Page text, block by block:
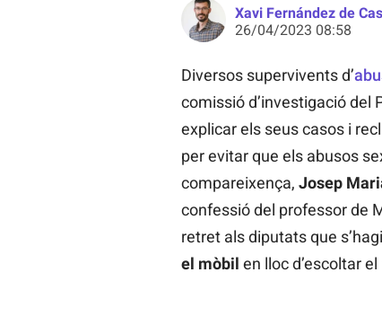
Xavi Fernández de
26/04/2023 08:58
Diversos supervivents d’
comissió d’investigació del
explicar els seus casos i
per evitar que els abusos
compareixença, Josep
confessió del professor de
retret als diputats que
el mòbil en lloc d’escoltar